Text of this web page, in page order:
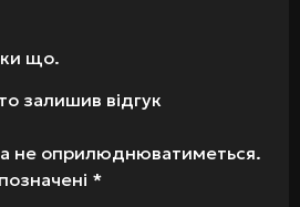
що.
залишив відгук
не оприлюднюватиметься.
*